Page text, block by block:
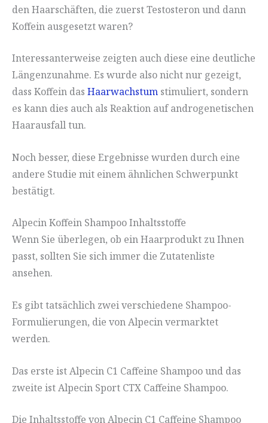
den Haarschäften, die zuerst Testosteron und dann
Koffein ausgesetzt waren?
Interessanterweise zeigten auch diese eine deutliche
Längenzunahme. Es wurde also nicht nur gezeigt,
dass Koffein das Haarwachstum stimuliert, sondern
es kann dies auch als Reaktion auf androgenetischen
Haarausfall tun.
Noch besser, diese Ergebnisse wurden durch eine
andere Studie mit einem ähnlichen Schwerpunkt
bestätigt.
Alpecin Koffein Shampoo Inhaltsstoffe
Wenn Sie überlegen, ob ein Haarprodukt zu Ihnen
passt, sollten Sie sich immer die Zutatenliste
ansehen.
Es gibt tatsächlich zwei verschiedene Shampoo-
Formulierungen, die von Alpecin vermarktet
werden.
Das erste ist Alpecin C1 Caffeine Shampoo und das
zweite ist Alpecin Sport CTX Caffeine Shampoo.
Die Inhaltsstoffe von Alpecin C1 Caffeine Shampoo